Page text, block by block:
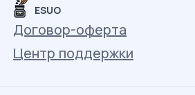
ESUO
Договор-оферта
Центр поддержки